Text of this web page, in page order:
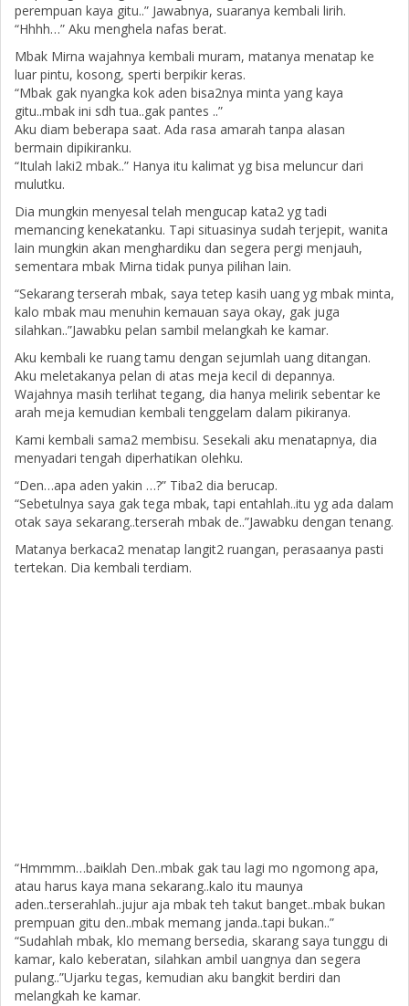
perempuan kaya gitu..” Jawabnya, suaranya kembali lirih.
“Hhhh…” Aku menghela nafas berat.
Mbak Mirna wajahnya kembali muram, matanya menatap ke
luar pintu, kosong, sperti berpikir keras.
“Mbak gak nyangka kok aden bisa2nya minta yang kaya
gitu..mbak ini sdh tua..gak pantes ..”
Aku diam beberapa saat. Ada rasa amarah tanpa alasan
bermain dipikiranku.
“Itulah laki2 mbak..” Hanya itu kalimat yg bisa meluncur dari
mulutku.
Dia mungkin menyesal telah mengucap kata2 yg tadi
memancing kenekatanku. Tapi situasinya sudah terjepit, wanita
lain mungkin akan menghardiku dan segera pergi menjauh,
sementara mbak Mirna tidak punya pilihan lain.
“Sekarang terserah mbak, saya tetep kasih uang yg mbak minta,
kalo mbak mau menuhin kemauan saya okay, gak juga
silahkan..”Jawabku pelan sambil melangkah ke kamar.
Aku kembali ke ruang tamu dengan sejumlah uang ditangan.
Aku meletakanya pelan di atas meja kecil di depannya.
Wajahnya masih terlihat tegang, dia hanya melirik sebentar ke
arah meja kemudian kembali tenggelam dalam pikiranya.
Kami kembali sama2 membisu. Sesekali aku menatapnya, dia
menyadari tengah diperhatikan olehku.
“Den…apa aden yakin …?” Tiba2 dia berucap.
“Sebetulnya saya gak tega mbak, tapi entahlah..itu yg ada dalam
otak saya sekarang..terserah mbak de..”Jawabku dengan tenang.
Matanya berkaca2 menatap langit2 ruangan, perasaanya pasti
tertekan. Dia kembali terdiam.
“Hmmmm…baiklah Den..mbak gak tau lagi mo ngomong apa,
atau harus kaya mana sekarang..kalo itu maunya
aden..terserahlah..jujur aja mbak teh takut banget..mbak bukan
prempuan gitu den..mbak memang janda..tapi bukan..”
“Sudahlah mbak, klo memang bersedia, skarang saya tunggu di
kamar, kalo keberatan, silahkan ambil uangnya dan segera
pulang..”Ujarku tegas, kemudian aku bangkit berdiri dan
melangkah ke kamar.